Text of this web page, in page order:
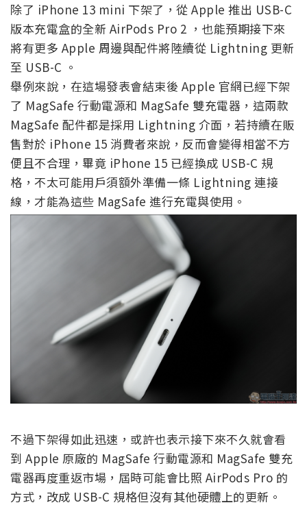
除了 iPhone 13 mini 下架了，從 Apple 推出 USB-C
版本充電盒的全新 AirPods Pro 2 ，也能預期接下來
將有更多 Apple 周邊與配件將陸續從 Lightning 更新
至 USB-C 。
舉例來說，在這場發表會結束後 Apple 官網已經下架
了 MagSafe 行動電源和 MagSafe 雙充電器，這兩款
MagSafe 配件都是採用 Lightning 介面，若持續在販
售對於 iPhone 15 消費者來說，反而會變得相當不方
便且不合理，畢竟 iPhone 15 已經換成 USB-C 規
格，不太可能用戶須額外準備一條 Lightning 連接
線，才能為這些 MagSafe 進行充電與使用。
不過下架得如此迅速，或許也表示接下來不久就會看
到 Apple 原廠的 MagSafe 行動電源和 MagSafe 雙充
電器再度重返市場，屆時可能會比照 AirPods Pro 的
方式，改成 USB-C 規格但沒有其他硬體上的更新。